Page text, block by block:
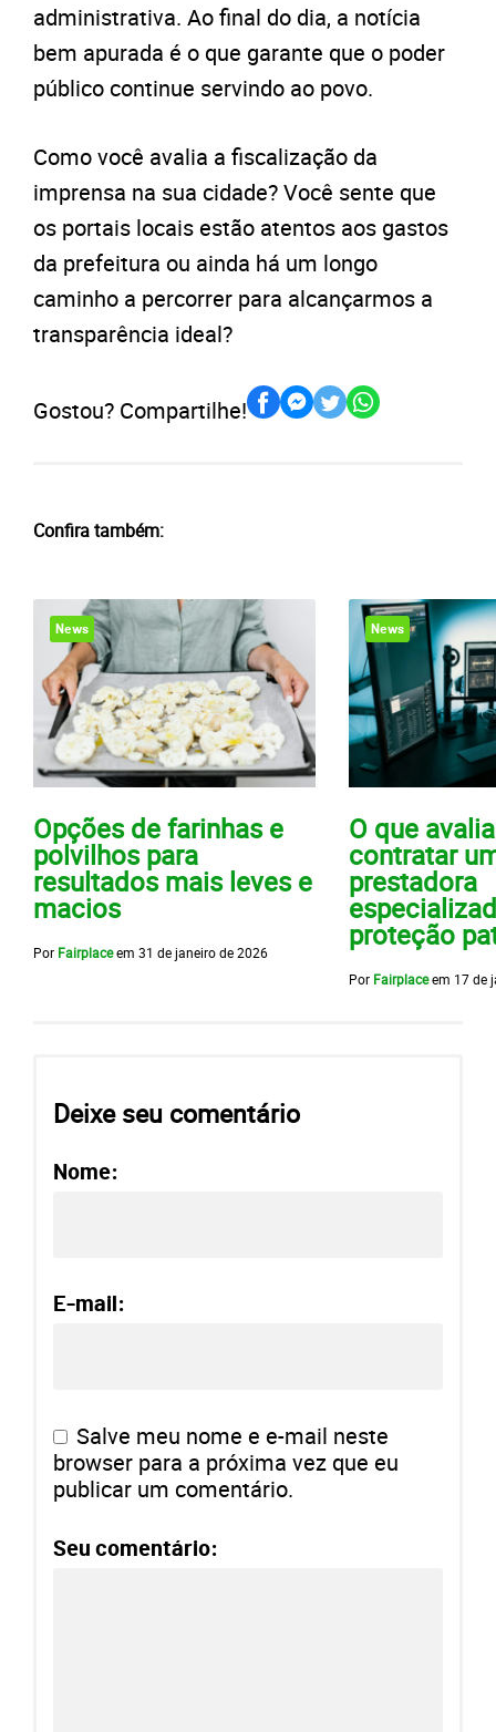
administrativa. Ao final do dia, a notícia
bem apurada é o que garante que o poder
público continue servindo ao povo.
Como você avalia a fiscalização da
imprensa na sua cidade? Você sente que
os portais locais estão atentos aos gastos
da prefeitura ou ainda há um longo
caminho a percorrer para alcançarmos a
transparência ideal?
Gostou? Compartilhe!
Confira também:
News
Opções de farinhas e
polvilhos para
resultados mais leves e
macios
Por Fairplaceem 31 de janeiro de 2026
News
O que
contratar
prestadora
proteção
Por Fairplaceem 17 de
Deixe seu comentário
Nome:
E-mail:
Salve meu nome e e-mail neste
browser para a próxima vez que eu
publicar um comentário.
Seu comentário: